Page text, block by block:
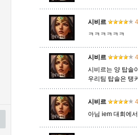
시비르 신 짜오 신드
아칼리 아크샨 아트록
우르곳 워윅 유나
시비르
ㅋㅋㅋㅋㅋㅋ
시비르
시비르는 양 탑솔
우리팀 탑솔은 탱
시비르
아님 iem 대회에